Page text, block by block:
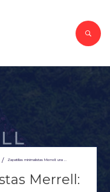
/
Merrell: